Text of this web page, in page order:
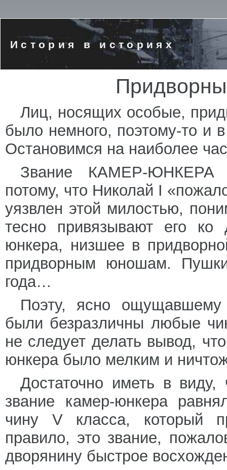
История в историях
Лиц, носящих особые,
было немного, поэтому-то и
Остановимся на наиболее
Звание КАМЕР-ЮНКЕРА
потому, что Николай I
уязвлен этой милостью,
тесно привязывают его ко
юнкера, низшее в
придворным юношам.
года…
Поэту, ясно ощущавшему
были безразличны любые
не следует делать вывод,
юнкера было мелким и
Достаточно иметь в
звание камер-юнкера
чину V класса, который
правило, это звание,
дворянину быстрое